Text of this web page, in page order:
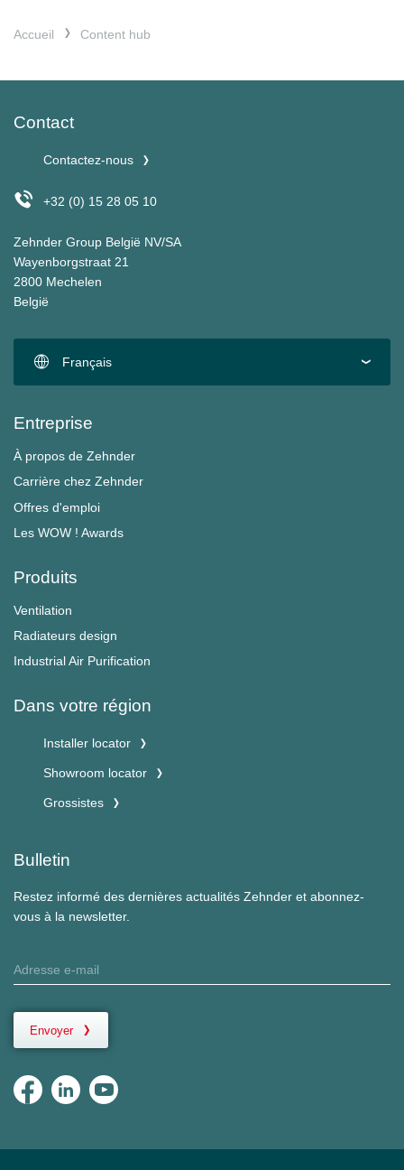
Accueil Content hub
Contact
Contactez-nous
+32 (0) 15 28 05 10
Zehnder Group België NV/SA
Wayenborgstraat 21
2800 Mechelen
België
Français
Entreprise
À propos de Zehnder
Carrière chez Zehnder
Offres d'emploi
Les WOW ! Awards
Produits
Ventilation
Radiateurs design
Industrial Air Purification
Dans votre région
Installer locator
Showroom locator
Grossistes
Bulletin
Restez informé des dernières actualités Zehnder et abonnez-
vous à la newsletter.
Envoyer